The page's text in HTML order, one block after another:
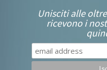
Unisciti alle
ricevono i